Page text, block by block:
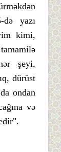
yazı
kimi,
şeyi,
dürüst
ondan
və